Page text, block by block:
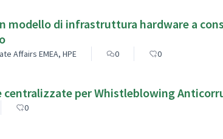
modello di infrastruttura hardware a
Affairs EMEA, HPE 0 0
per Whistleblowing
0